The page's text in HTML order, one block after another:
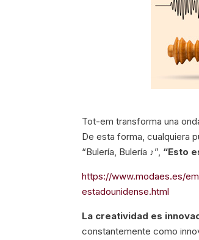
Tot-em transforma una
De esta forma, cualquiera
“Bulería, Bulería ♪”, “Esto
https://www.modaes.es/
estadounidense.html
La creatividad es
constantemente como